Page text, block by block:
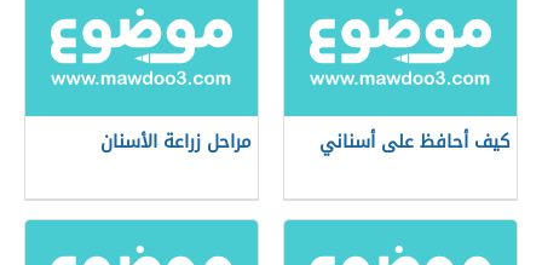
كيف أحافظ على أسناني مراحل زراعة الأسنان